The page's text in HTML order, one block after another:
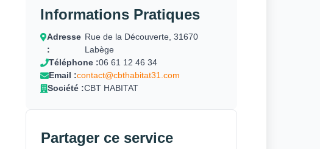
Informations Pratiques
Adresse
:
Rue de la Découverte, 31670
Labège
Téléphone :06 61 12 46 34
Email :contact@cbthabitat31.com
Société :CBT HABITAT
Partager ce service